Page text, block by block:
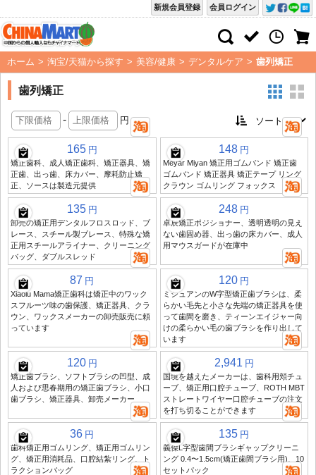
会員ログイン
新規会員登録
ホーム > 淘宝/天猫から探す > 美容/健康 > デンタルケア > 歯列矯正
歯列矯正
- 円
165 円
矯正歯科、成人矯正歯科、矯正器具、矯
正歯、出っ歯、床カバー、摩耗防止矯
正、ソースは製造元提供
148 円
Meyar Miyan 矯正用ゴムバンド 矯正歯
ゴムバンド 矯正器具 矯正テープ リング
クラウン ゴムリング フォックス
135 円
卸売の矯正用デンタルフロスロッド、ブ
レース、スチール製ブレース、特殊な矯
正用スチールアライナー、クリーニング
バッグ、ダブルスレッド
248 円
卓辰矯正ポジショナー、透明透明の見え
ない歯固め器、出っ歯の床カバー、成人
用マウスガードが在庫中
87 円
Xiaolu Mama矯正歯科は矯正中のワック
スフルーツ味の歯保護、矯正器具、クラ
ウン、ワックスメーカーの卸売販売に頼
っています
120 円
ミシュアンのW字型矯正歯ブラシは、柔
らかい毛先と小さな先端の矯正器具を使
って歯間を磨き、ティーンエイジャー向
けの柔らかい毛の歯ブラシを作り出して
います
120 円
矯正歯ブラシ、ソフトブラシの凹型、成
人および思春期用の矯正歯ブラシ、小口
歯ブラシ、矯正器具、卸売メーカー
2,941 円
国境を越えたメーカーは、歯科用頬チュ
ーブ、矯正用口腔チューブ、ROTH MBT
ストレートワイヤー口腔チューブの注文
を打ち切ることができます
36 円
歯科矯正用ゴムリング、矯正用ゴムリン
グ、矯正用消耗品、口腔結紮リング、ト
ラクションバッグ
135 円
義傑L字型歯間ブラシギャップクリーニ
ング 0.4〜1.5cm(矯正歯間ブラシ用)、10
セットパック